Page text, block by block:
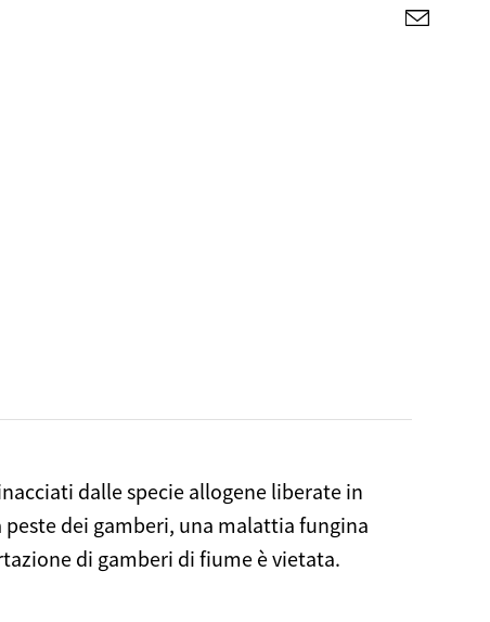
dalle specie allogene liberate in
dei gamberi, una malattia fungina
di gamberi di fiume è vietata.
E-